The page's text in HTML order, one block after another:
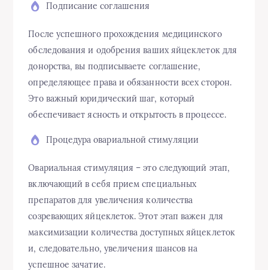
Подписание соглашения
После успешного прохождения медицинского
обследования и одобрения ваших яйцеклеток для
донорства, вы подписываете соглашение,
определяющее права и обязанности всех сторон.
Это важный юридический шаг, который
обеспечивает ясность и открытость в процессе.
Процедура овариальной стимуляции
Овариальная стимуляция – это следующий этап,
включающий в себя прием специальных
препаратов для увеличения количества
созревающих яйцеклеток. Этот этап важен для
максимизации количества доступных яйцеклеток
и, следовательно, увеличения шансов на
успешное зачатие.